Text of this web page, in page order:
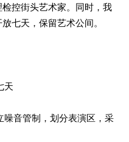
控街头艺术家。同时，我
七天，保留艺术公间。
天
音管制，划分表演区，采